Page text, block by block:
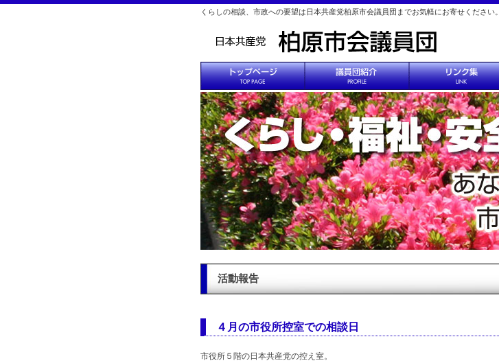
くらしの相談、市政への要望は日本共産党柏原市会議員団までお気軽にお寄せください。
活動報告
４月の市役所控室での相談日
市役所５階の日本共産党の控え室。